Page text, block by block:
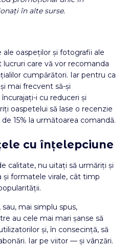
în alte surse.
oaspeților și fotografii ale
care vă vor recomanda
cumpărători. Iar pentru ca
mai frecvent să-și
i cu reduceri și
oaspetelui să lase o recenzie
15% la următoarea comandă.
cu înțelepciune
calitate, nu uitați să urmăriți și
formatele virale, cât timp
mai simplu spus,
au cele mai mari șanse să
și, în consecință, să
Iar pe viitor — și vânzări.